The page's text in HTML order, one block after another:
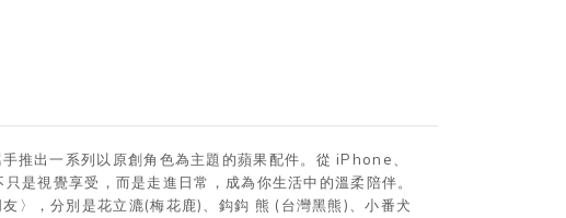
推出一系列以原創角色為主題的蘋果配件。從 iPhone、
視覺享受，而是走進日常，成為你生活中的溫柔陪伴。
〉，分別是花立漉(梅花鹿)、鈎鈎 熊 (台灣黑熊)、小番犬